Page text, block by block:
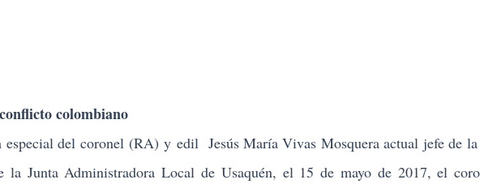
colombiano
delcoronel (RA)y edil Jesús María Vivas Mosquera actual jefe de
la Junta Administradora Local de Usaquén, el 15 de mayo de 2017, el